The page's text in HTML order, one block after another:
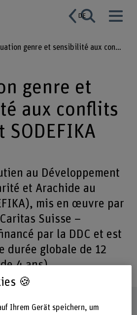
DE
Evaluation genre et sensibilité aux conflits du projet SODEFIKA
genre et
aux conflits
au Développement
et Arachide au
mis en œuvre par
Suisse –
par la DDC et est
durée globale de 12
4 ans).
🍪
Ihrem Gerät speichern, um